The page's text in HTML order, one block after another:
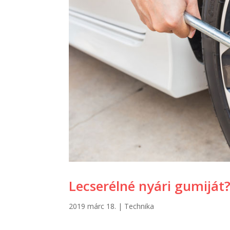
Lecserélné nyári
2019 márc 18. | Technika